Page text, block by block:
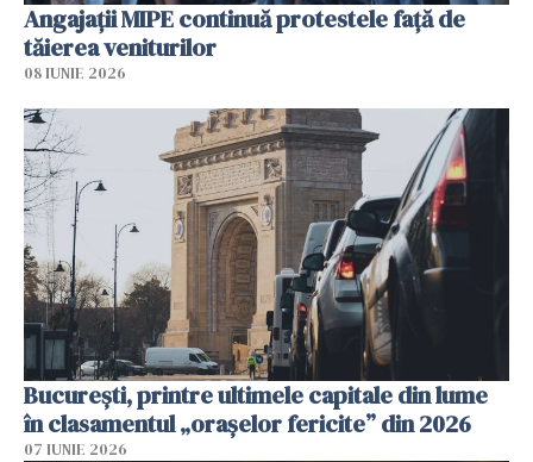
Angajaţii MIPE continuă protestele faţă de
tăierea veniturilor
08 IUNIE 2026
București, printre ultimele capitale din lume
în clasamentul „orașelor fericite” din 2026
07 IUNIE 2026